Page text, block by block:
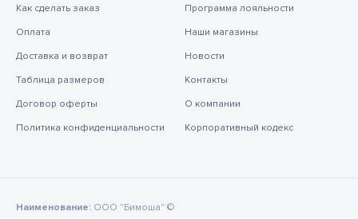
Как сделать заказ
Оплата
Доставка и возврат
Таблица размеров
Договор оферты
Политика конфиденциальности
Программа лояльности
Наши магазины
Новости
Контакты
О компании
Корпоративный кодекс
Наименование: ООО "Бимоша" ©